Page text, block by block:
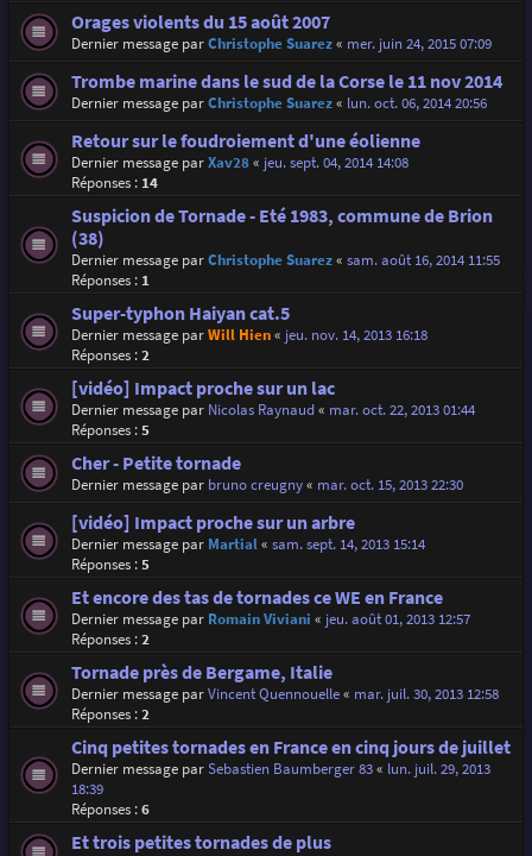
Orages violents du 15 août 2007
Dernier message parChristophe Suarez« mer. juin 24, 2015 07:09
Trombe marine dans le sud de la Corse le 11 nov 2014
Dernier message parChristophe Suarez« lun. oct. 06, 2014 20:56
Retour sur le foudroiement d'une éolienne
Dernier message parXav28« jeu. sept. 04, 2014 14:08
Réponses : 14
Suspicion de Tornade - Eté 1983, commune de Brion
(38)
Dernier message parChristophe Suarez« sam. août 16, 2014 11:55
Réponses : 1
Super-typhon Haiyan cat.5
Dernier message parWill Hien« jeu. nov. 14, 2013 16:18
Réponses :2
[vidéo] Impact proche sur un lac
Dernier message par Nicolas Raynaud« mar. oct. 22, 2013 01:44
Réponses :5
Cher - Petite tornade
Dernier message par bruno creugny« mar. oct. 15, 2013 22:30
[vidéo] Impact proche sur un arbre
Dernier message par Martial« sam. sept. 14, 2013 15:14
Réponses :5
Et encore des tas de tornades ce WE en France
Dernier message par Romain Viviani « jeu. août 01, 2013 12:57
Réponses :2
Tornade près de Bergame, Italie
Dernier message parVincent Quennouelle« mar. juil. 30, 2013 12:58
Réponses :2
Cinq petites tornades en France en cinq jours de juillet
Dernier message parSebastien Baumberger 83« lun. juil. 29, 2013
18:39
Réponses :6
Et trois petites tornades de plus